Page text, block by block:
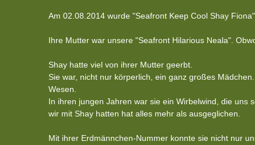
Am 02.08.2014 wurde "Seafront Keep Cool Shay
Ihre Mutter war unsere "Seafront Hilarious Neala".
Shay hatte viel von ihrer Mutter geerbt.
Sie war, nicht nur körperlich, ein ganz großes
Wesen.
In ihren jungen Jahren war sie ein Wirbelwind, die uns
wir mit Shay hatten hat alles mehr als ausgeglichen.
Mit ihrer Erdmännchen-Nummer konnte sie nicht nur